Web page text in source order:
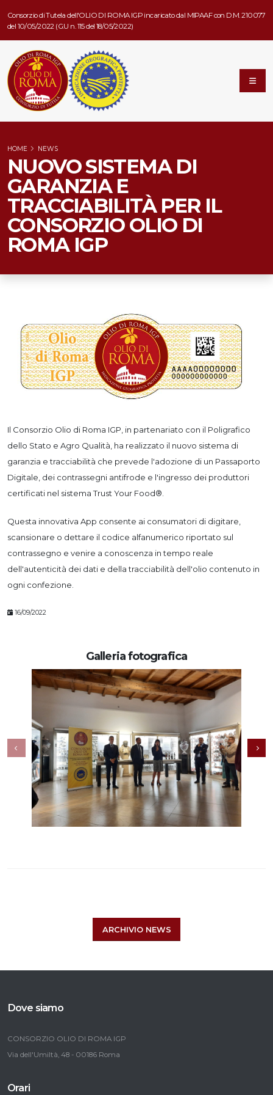
Consorzio di Tutela dell'OLIO DI ROMA IGP incaricato dal MIPAAF con D.M. 210077
del 10/05/2022 (G.U n. 115 del 18/05/2022)
NUOVO SISTEMA DI
GARANZIA E
TRACCIABILITÀ PER IL
CONSORZIO OLIO DI
ROMA IGP
HOME NEWS
Il Consorzio Olio di Roma IGP, in partenariato con il Poligrafico
dello Stato e Agro Qualità, ha realizzato il nuovo sistema di
garanzia e tracciabilità che prevede l'adozione di un Passaporto
Digitale, dei contrassegni antifrode e l'ingresso dei produttori
certificati nel sistema Trust Your Food®.
Questa innovativa App consente ai consumatori di digitare,
scansionare o dettare il codice alfanumerico riportato sul
contrassegno e venire a conoscenza in tempo reale
dell'autenticità dei dati e della tracciabilità dell'olio contenuto in
ogni confezione.
16/09/2022
Galleria fotografica
ARCHIVIO NEWS
Dove siamo
CONSORZIO OLIO DI ROMA IGP
Via dell'Umiltà, 48 - 00186 Roma
Orari